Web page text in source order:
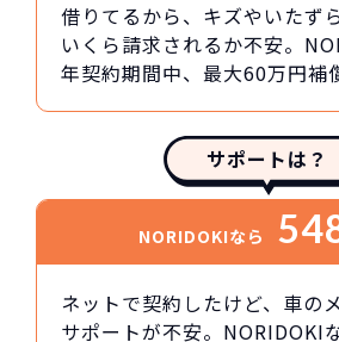
借りてるから、キズやいたず
いくら請求されるか不安。
年契約期間中、最大60万円補
サポートは？
NORIDOKIなら
ネットで契約したけど、車の
サポートが不安。NORIDOKI